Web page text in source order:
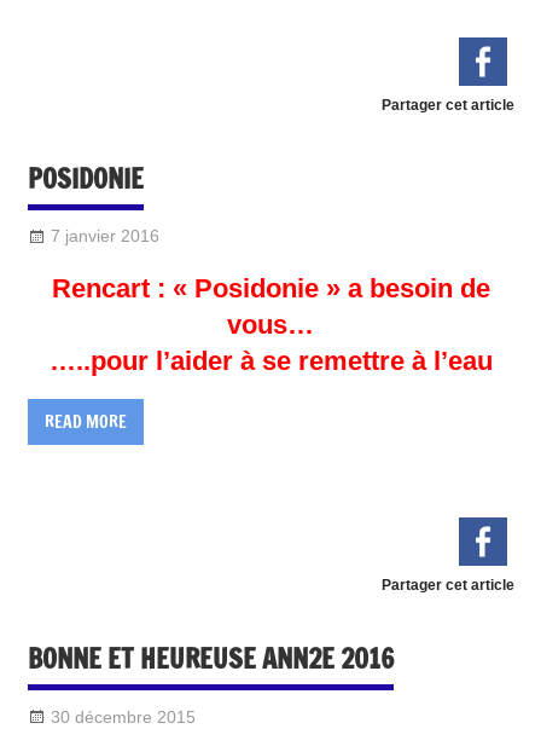
Partager cet article
POSIDONIE
7 janvier 2016
Rencart : « Posidonie » a besoin de
vous…
…..pour l’aider à se remettre à l’eau
READ MORE
Partager cet article
BONNE ET HEUREUSE ANN2E 2016
30 décembre 2015